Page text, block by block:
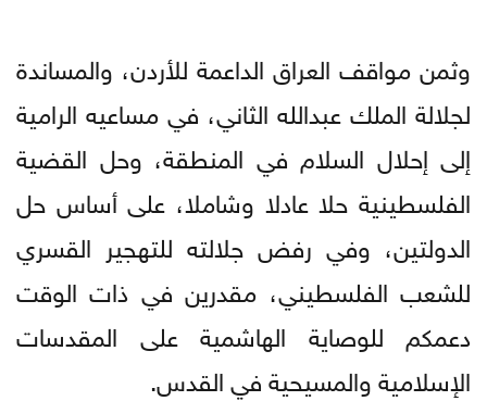
وثمن مواقف العراق الداعمة للأردن، والمساندة
لجلالة الملك عبدالله الثاني، في مساعيه الرامية
إلى إحلال السلام في المنطقة، وحل القضية
الفلسطينية حلا عادلا وشاملا، على أساس حل
الدولتين، وفي رفض جلالته للتهجير القسري
للشعب الفلسطيني، مقدرين في ذات الوقت
دعمكم للوصاية الهاشمية على المقدسات
الإسلامية والمسيحية في القدس.